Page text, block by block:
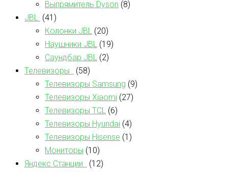
Выпрямитель Dyson (8)
JBL
(41)
Колонки JBL (20)
Наушники JBL (19)
Саундбар JBL (2)
Телевизоры
(58)
Телевизоры Samsung (9)
Телевизоры Xiaomi (27)
Телевизоры TCL (6)
Телевизоры Hyundai (4)
Телевизоры Hisense (1)
Мониторы (10)
Яндекс Станции
(12)